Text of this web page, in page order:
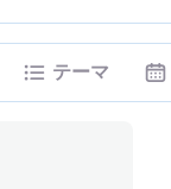
テーマ